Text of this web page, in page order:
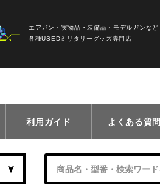
エアガン・実物品・装備品・モデルガンなど
各種USEDミリタリーグッズ専門店
利用ガイド よくある質問